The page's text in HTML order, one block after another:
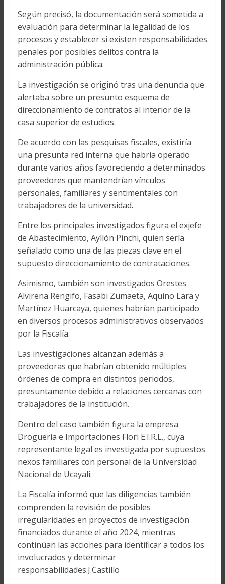
Según precisó, la documentación será sometida a
evaluación para determinar la legalidad de los
procesos y establecer si existen responsabilidades
penales por posibles delitos contra la
administración pública.
La investigación se originó tras una denuncia que
alertaba sobre un presunto esquema de
direccionamiento de contratos al interior de la
casa superior de estudios.
De acuerdo con las pesquisas fiscales, existiría
una presunta red interna que habría operado
durante varios años favoreciendo a determinados
proveedores que mantendrían vínculos
personales, familiares y sentimentales con
trabajadores de la universidad.
Entre los principales investigados figura el exjefe
de Abastecimiento, Ayllón Pinchi, quien sería
señalado como una de las piezas clave en el
supuesto direccionamiento de contrataciones.
Asimismo, también son investigados Orestes
Alvirena Rengifo, Fasabi Zumaeta, Aquino Lara y
Martínez Huarcaya, quienes habrían participado
en diversos procesos administrativos observados
por la Fiscalía.
Las investigaciones alcanzan además a
proveedoras que habrían obtenido múltiples
órdenes de compra en distintos periodos,
presuntamente debido a relaciones cercanas con
trabajadores de la institución.
Dentro del caso también figura la empresa
Droguería e Importaciones Flori E.I.R.L., cuya
representante legal es investigada por supuestos
nexos familiares con personal de la Universidad
Nacional de Ucayali.
La Fiscalía informó que las diligencias también
comprenden la revisión de posibles
irregularidades en proyectos de investigación
financiados durante el año 2024, mientras
continúan las acciones para identificar a todos los
involucrados y determinar
responsabilidades.J.Castillo